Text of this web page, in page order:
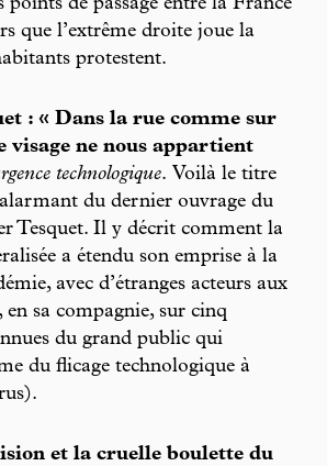
points de passage entre la France
que l’extrême droite joue la
protestent.
: « Dans la rue comme sur
visage ne nous appartient
technologique. Voilà le titre
du dernier ouvrage du
Tesquet. Il y décrit comment la
a étendu son emprise à la
avec d’étranges acteurs aux
sa compagnie, sur cinq
du grand public qui
du flicage technologique à
et la cruelle boulette du